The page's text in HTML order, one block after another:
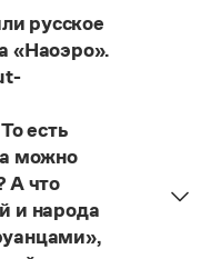
Ср.:
вы развесили
развешены.
русское
«Наоэро».
есть
можно
А что
и народа